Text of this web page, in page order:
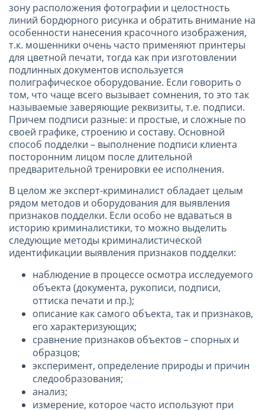
зону расположения фотографии и целостность
линий бордюрного рисунка и обратить внимание на
особенности нанесения красочного изображения,
т.к. мошенники очень часто применяют принтеры
для цветной печати, тогда как при изготовлении
подлинных документов используется
полиграфическое оборудование. Если говорить о
том, что чаще всего вызывает сомнения, то это так
называемые заверяющие реквизиты, т.е. подписи.
Причем подписи разные: и простые, и сложные по
своей графике, строению и составу. Основной
способ подделки – выполнение подписи клиента
посторонним лицом после длительной
предварительной тренировки ее исполнения.
В целом же эксперт-криминалист обладает целым
рядом методов и оборудования для выявления
признаков подделки. Если особо не вдаваться в
историю криминалистики, то можно выделить
следующие методы криминалистической
идентификации выявления признаков подделки:
наблюдение в процессе осмотра исследуемого
объекта (документа, рукописи, подписи,
оттиска печати и пр.);
описание как самого объекта, так и признаков,
его характеризующих;
сравнение признаков объектов – спорных и
образцов;
эксперимент, определение природы и причин
следообразования;
анализ;
измерение, которое часто используют при